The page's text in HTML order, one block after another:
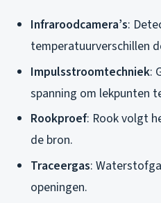
Infraroodcamera’s:
temperatuurverschillen
Impulsstroomtechniek:
spanning om lekpunten
Rookproef: Rook volgt
de bron.
Traceergas:
openingen.